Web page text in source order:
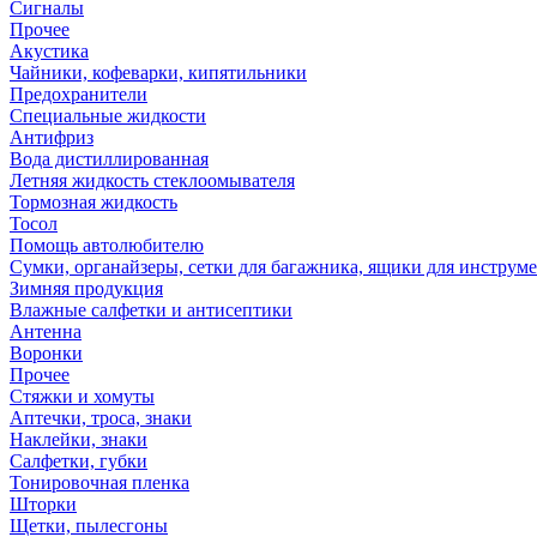
Сигналы
Прочее
Акустика
Чайники, кофеварки, кипятильники
Предохранители
Специальные жидкости
Антифриз
Вода дистиллированная
Летняя жидкость стеклоомывателя
Тормозная жидкость
Тосол
Помощь автолюбителю
Сумки, органайзеры, сетки для багажника, ящики для
Зимняя продукция
Влажные салфетки и антисептики
Антенна
Воронки
Прочее
Стяжки и хомуты
Аптечки, троса, знаки
Наклейки, знаки
Салфетки, губки
Тонировочная пленка
Шторки
Щетки, пылесгоны